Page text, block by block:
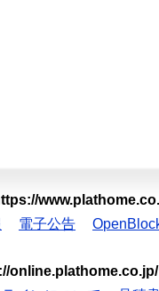
電子公告
online.plathome.co.jp/